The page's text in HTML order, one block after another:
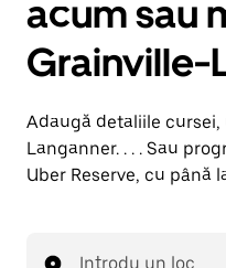
acum sau
Grainville-
Adaugă detaliile
Langanner. . . . Sau
Uber Reserve, cu până
Introdu un loc